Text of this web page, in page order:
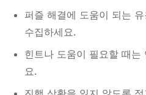
퍼즐 해결에 도움이 되는
수집하세요.
힌트나 도움이 필요할 때는
요.